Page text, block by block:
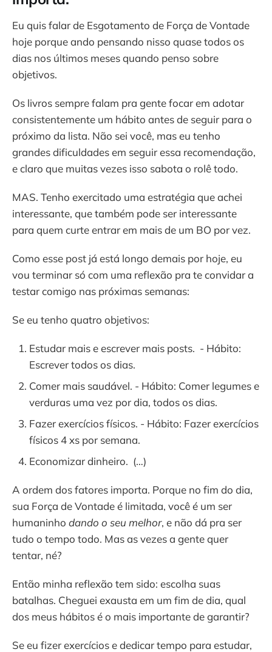
Eu quis falar de Esgotamento de Força de Vontade
hoje porque ando pensando nisso quase todos os
dias nos últimos meses quando penso sobre
objetivos.
Os livros sempre falam pra gente focar em adotar
consistentemente um hábito antes de seguir para o
próximo da lista. Não sei você, mas eu tenho
grandes dificuldades em seguir essa recomendação,
e claro que muitas vezes isso sabota o rolê todo.
MAS. Tenho exercitado uma estratégia que achei
interessante, que também pode ser interessante
para quem curte entrar em mais de um BO por vez.
Como esse post já está longo demais por hoje, eu
vou terminar só com uma reflexão pra te convidar a
testar comigo nas próximas semanas:
Se eu tenho quatro objetivos:
Estudar mais e escrever mais posts. - Hábito:
Escrever todos os dias.
Comer mais saudável. - Hábito: Comer legumes e
verduras uma vez por dia, todos os dias.
Fazer exercícios físicos. - Hábito: Fazer exercícios
físicos 4 xs por semana.
Economizar dinheiro. (…)
A ordem dos fatores importa. Porque no fim do dia,
sua Força de Vontade é limitada, você é um ser
humaninho dando o seu melhor, e não dá pra ser
tudo o tempo todo. Mas as vezes a gente quer
tentar, né?
Então minha reflexão tem sido: escolha suas
batalhas. Cheguei exausta em um fim de dia, qual
dos meus hábitos é o mais importante de garantir?
Se eu fizer exercícios e dedicar tempo para estudar,